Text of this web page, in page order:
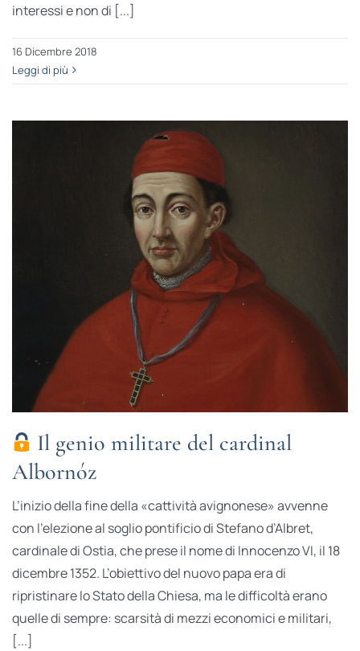
interessi e non di [...]
16 Dicembre 2018
Leggi di più
Il genio militare del cardinal
Albornóz
L’inizio della fine della «cattività avignonese» avvenne
con l’elezione al soglio pontificio di Stefano d’Albret,
cardinale di Ostia, che prese il nome di Innocenzo VI, il 18
dicembre 1352. L’obiettivo del nuovo papa era di
ripristinare lo Stato della Chiesa, ma le difficoltà erano
quelle di sempre: scarsità di mezzi economici e militari,
[...]